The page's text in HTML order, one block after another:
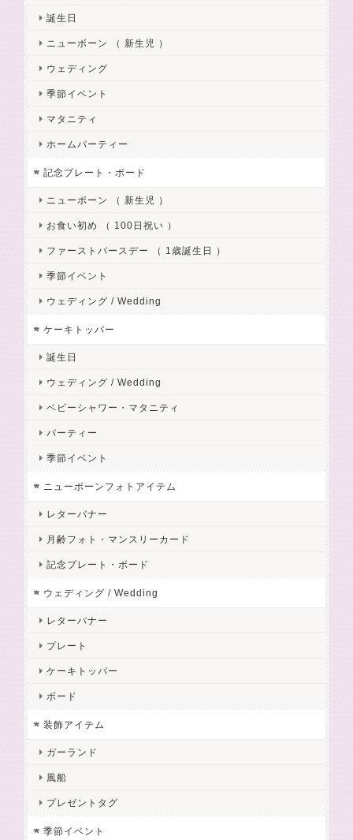
誕生日
ニューボーン （ 新生児 ）
ウェディング
季節イベント
マタニティ
ホームパーティー
記念プレート・ボード
ニューボーン （ 新生児 ）
お食い初め （ 100日祝い ）
ファーストバースデー （ 1歳誕生日 ）
季節イベント
ウェディング / Wedding
ケーキトッパー
誕生日
ウェディング / Wedding
ベビーシャワー・マタニティ
パーティー
季節イベント
ニューボーンフォトアイテム
レターバナー
月齢フォト・マンスリーカード
記念プレート・ボード
ウェディング / Wedding
レターバナー
プレート
ケーキトッパー
ボード
装飾アイテム
ガーランド
風船
プレゼントタグ
季節イベント